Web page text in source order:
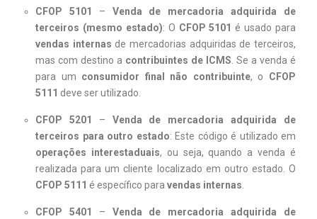
CFOP 5101 – Venda de mercadoria adquirida de
terceiros (mesmo estado): O CFOP 5101 é usado para
vendas internas de mercadorias adquiridas de terceiros,
mas com destino a contribuintes de ICMS . Se a venda é
para um consumidor final não contribuinte, o CFOP
5111 deve ser utilizado.
CFOP 5201 – Venda de mercadoria adquirida de
terceiros para outro estado: Este código é utilizado em
operações interestaduais, ou seja, quando a venda é
realizada para um cliente localizado em outro estado. O
CFOP 5111 é específico para vendas internas
CFOP 5401 – Venda de mercadoria adquirida de